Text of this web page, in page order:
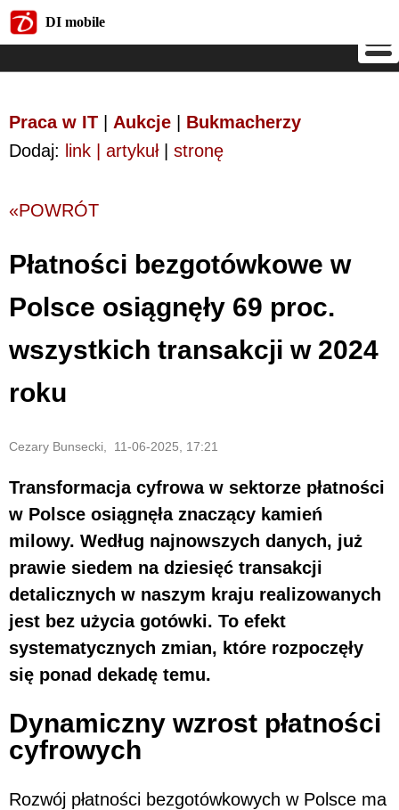
DI mobile
Praca w IT Aukcje
Bukmacherzy
Dodaj: link | artykuł| stronę
«POWRÓT
Płatności bezgotówkowe w
Polsce osiągnęły 69 proc.
wszystkich transakcji w 2024
roku
Cezary Bunsecki, 11-06-2025, 17:21
Transformacja cyfrowa w sektorze płatności
w Polsce osiągnęła znaczący kamień
milowy. Według najnowszych danych, już
prawie siedem na dziesięć transakcji
detalicznych w naszym kraju realizowanych
jest bez użycia gotówki. To efekt
systematycznych zmian, które rozpoczęły
się ponad dekadę temu.
Dynamiczny wzrost płatności
cyfrowych
Rozwój płatności bezgotówkowych w Polsce ma
DI mobile